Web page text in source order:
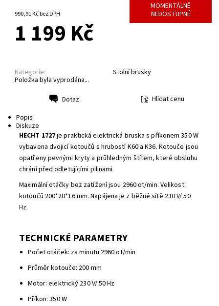
990,91 Kč bez DPH
MOMENTÁLNĚ
NEDOSTUPNÉ
1 199 Kč
Kategorie:
Stolní brusky
Položka byla vyprodána...
Dotaz
Hlídat cenu
Popis
Diskuze
HECHT 1727je praktická elektrická bruska s příkonem 350 W
vybavena dvojicí kotoučů s hrubostí K60 a K36. Kotouče jsou
opatřeny pevnými kryty a průhledným štítem, které obsluhu
chrání před odletujícími pilinami.
Maximální otáčky bez zatížení jsou 2960 ot/min. Velikost
kotoučů 200*20*16 mm. Napájena je z běžné sítě 230 V/ 50
Hz.
TECHNICKÉ PARAMETRY
Počet otáček: za minutu 2960 ot/min
Průměr kotouče: 200 mm
Motor: elektrický 230 V/ 50 Hz
Příkon: 350 W